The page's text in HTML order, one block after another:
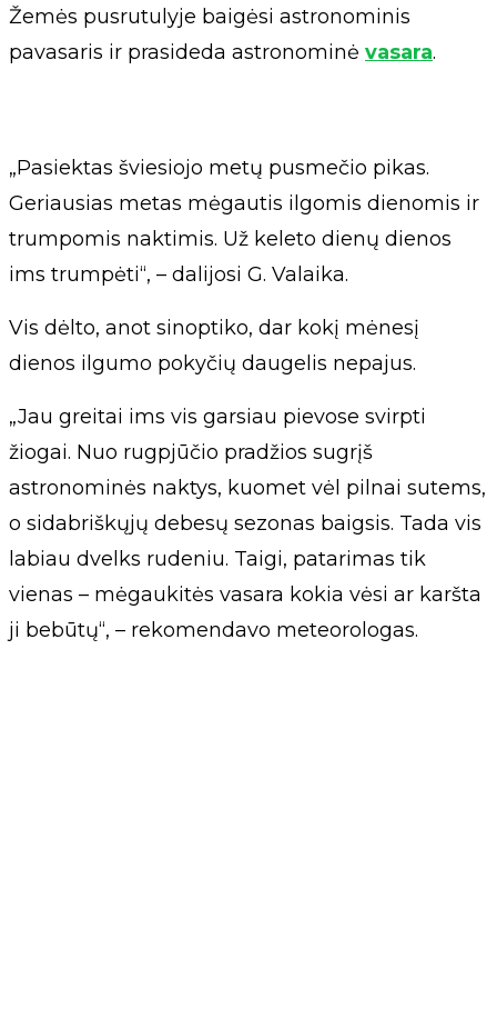
Žemės pusrutulyje baigėsi astronominis
pavasaris ir prasideda astronominė vasara.
„Pasiektas šviesiojo metų pusmečio pikas.
Geriausias metas mėgautis ilgomis dienomis ir
trumpomis naktimis. Už keleto dienų dienos
ims trumpėti“, – dalijosi G. Valaika.
Vis dėlto, anot sinoptiko, dar kokį mėnesį
dienos ilgumo pokyčių daugelis nepajus.
„Jau greitai ims vis garsiau pievose svirpti
žiogai. Nuo rugpjūčio pradžios sugrįš
astronominės naktys, kuomet vėl pilnai sutems,
o sidabriškųjų debesų sezonas baigsis. Tada vis
labiau dvelks rudeniu. Taigi, patarimas tik
vienas – mėgaukitės vasara kokia vėsi ar karšta
ji bebūtų“, – rekomendavo meteorologas.